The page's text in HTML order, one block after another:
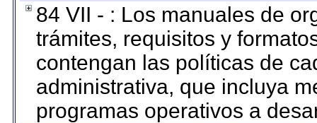
84 VII - : Los manuales de
trámites, requisitos y
contengan las políticas de
administrativa, que incluya
programas operativos a